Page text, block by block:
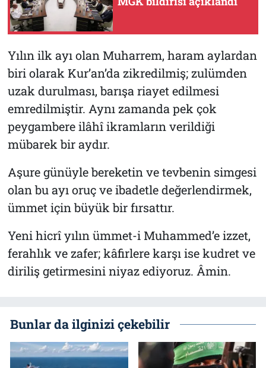
Yılın ilk ayı olan Muharrem, haram aylardan
biri olarak Kur’an’da zikredilmiş; zulümden
uzak durulması, barışa riayet edilmesi
emredilmiştir. Aynı zamanda pek çok
peygambere ilâhî ikramların verildiği
mübarek bir aydır.
Aşure günüyle bereketin ve tevbenin simgesi
olan bu ayı oruç ve ibadetle değerlendirmek,
ümmet için büyük bir fırsattır.
Yeni hicrî yılın ümmet-i Muhammed’e izzet,
ferahlık ve zafer; kâfirlere karşı ise kudret ve
diriliş getirmesini niyaz ediyoruz. Âmin.
Bunlar da ilginizi çekebilir